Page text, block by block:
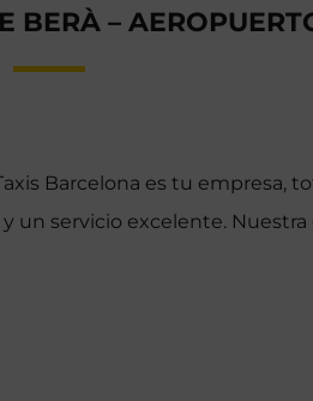
BERÀ –
Barcelona es tu empresa,
un servicio excelente.